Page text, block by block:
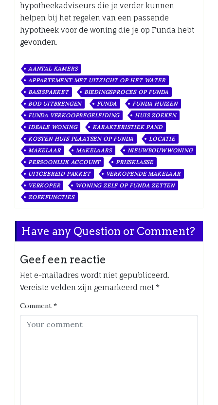
hypotheekadviseurs die je verder kunnen
helpen bij het regelen van een passende
hypotheek voor de woning die je op Funda hebt
gevonden.
AANTAL KAMERS
APPARTEMENT MET UITZICHT OP HET WATER
BASISPAKKET
BIEDINGSPROCES OP FUNDA
BOD UITBRENGEN
FUNDA
FUNDA HUIZEN
FUNDA VERKOOPBEGELEIDING
HUIS ZOEKEN
IDEALE WONING
KARAKTERISTIEK PAND
KOSTEN HUIS PLAATSEN OP FUNDA
LOCATIE
MAKELAAR
MAKELAARS
NIEUWBOUWWONING
PERSOONLIJK ACCOUNT
PRIJSKLASSE
UITGEBREID PAKKET
VERKOPENDE MAKELAAR
VERKOPER
WONING ZELF OP FUNDA ZETTEN
ZOEKFUNCTIES
Have any Question or Comment?
Geef een reactie
Het e-mailadres wordt niet gepubliceerd.
Vereiste velden zijn gemarkeerd met *
Comment *